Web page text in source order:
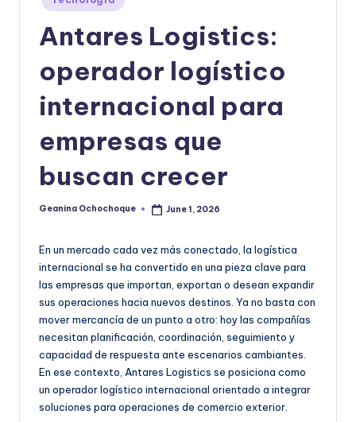
D
is
in
Antares Logistics:
operador logístico
internacional para
empresas que
buscan crecer
Posted
Geanina Ochochoque June 1, 2026
En un mercado cada vez más conectado, la logística
internacional se ha convertido en una pieza clave para
las empresas que importan, exportan o desean expandir
sus operaciones hacia nuevos destinos. Ya no basta con
mover mercancía de un punto a otro: hoy las compañías
necesitan planificación, coordinación, seguimiento y
capacidad de respuesta ante escenarios cambiantes.
En ese contexto, Antares Logistics se posiciona como
un operador logístico internacional orientado a integrar
soluciones para operaciones de comercio exterior.